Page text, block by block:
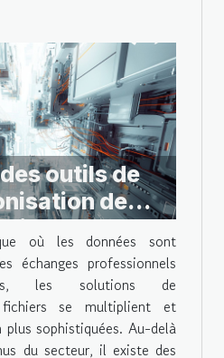
outils de
de
mais
où les données sont
échanges professionnels
les solutions de
fichiers se multiplient et
plus sophistiquées. Au-delà
du secteur, il existe des